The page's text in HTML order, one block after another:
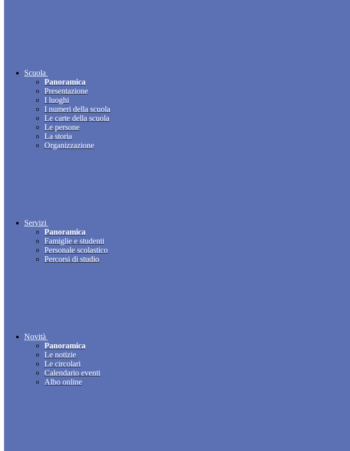
Scuola
Panoramica
Presentazione
I luoghi
I numeri della scuola
Le carte della scuola
Le persone
La storia
Organizzazione
Servizi
Panoramica
Famiglie e studenti
Personale scolastico
Percorsi di studio
Novità
Panoramica
Le notizie
Le circolari
Calendario eventi
Albo online